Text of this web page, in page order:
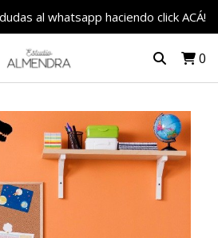
al whatsapp haciendo click ACÁ!
0